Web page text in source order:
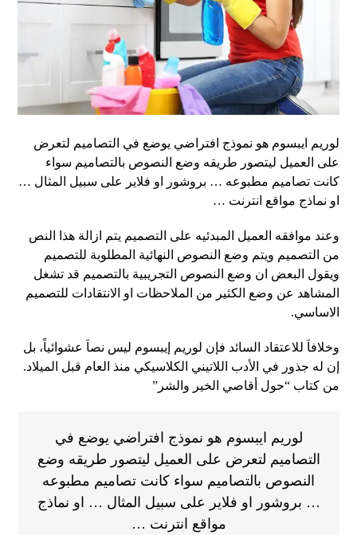
لوريم ايبسوم هو نموذج افتراضي يوضع في التصاميم لتعرض
على العميل ليتصور طريقه وضع النصوص بالتصاميم سواء
كانت تصاميم مطبوعه … بروشور او فلاير على سبيل المثال …
او نماذج مواقع انترنت …
وعند موافقه العميل المبدئيه على التصميم يتم ازالة هذا النص
من التصميم ويتم وضع النصوص النهائية المطلوبة للتصميم
ويقول البعض ان وضع النصوص التجريبية بالتصميم قد تشغل
المشاهد عن وضع الكثير من الملاحظات او الانتقادات للتصميم
الاساسي.
وخلافاَ للاعتقاد السائد فإن لوريم إيبسوم ليس نصاَ عشوائياً، بل
إن له جذور في الأدب اللاتيني الكلاسيكي منذ العام قبل الميلاد.
من كتاب “حول أقاصي الخير والشر”
لوريم ايبسوم هو نموذج افتراضي يوضع في
التصاميم لتعرض على العميل ليتصور طريقه وضع
النصوص بالتصاميم سواء كانت تصاميم مطبوعه
… بروشور او فلاير على سبيل المثال … او نماذج
مواقع انترنت …